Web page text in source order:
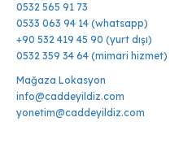
0532 565 91 73
0533 063 94 14 (whatsapp)
+90 532 419 45 90 (yurt dışı)
0532 359 34 64 (mimari hizmet)
Mağaza Lokasyon
info@caddeyildiz.com
yonetim@caddeyildiz.com